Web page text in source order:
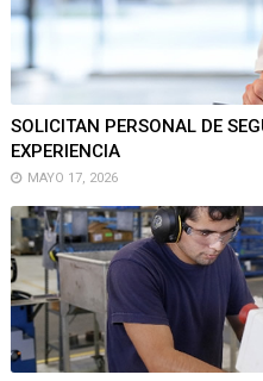
SOLICITAN PERSONAL DE
EXPERIENCIA
MAYO 17, 2026